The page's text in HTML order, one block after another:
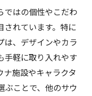
のアイディア集
ルダー活用術
ウナグッズの極
けるアクリル活
ではの個性やこだわ
されています。特に
は、デザインやカラ
手軽に取り入れやす
ナ施設やキャラクタ
ぶことで、他のサウ